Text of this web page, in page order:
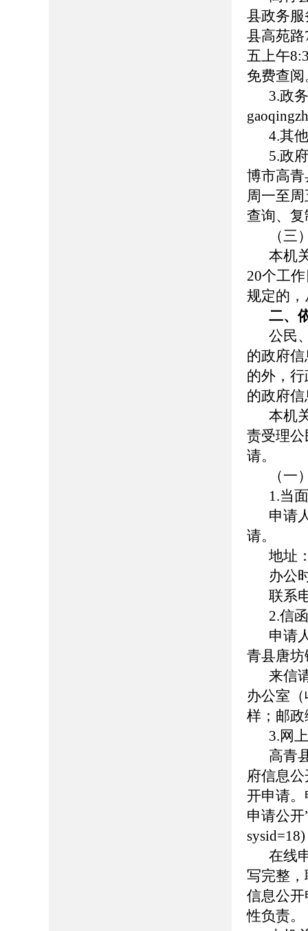
县政务
县高苑
五上午
免费查阅
3.政
4.其
5.政
博市高
周一至
查询、
（三
本机
20个工
规定的
二、
公民
的政府
的外，
的政府
本机
责受理
请。
（一
1.当
申请
请。
地址
办公
联系
2.信
申请
青县唐
来信
办公室
样；邮政
3.网
高青
府信息
开申请
申请公开
在线
写完整
信息公
性负责